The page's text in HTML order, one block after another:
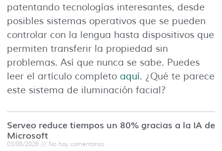
patentando tecnologías interesantes, desde
posibles sistemas operativos que se pueden
controlar con la lengua hasta dispositivos que
permiten transferir la propiedad sin
problemas. Así que nunca se sabe. Puedes
leer el artículo completo aquí. ¿Qué te parece
este sistema de iluminación facial?
Serveo reduce tiempos un 80% gracias a la IA de
Microsoft
03/08/2026 No hay comentarios